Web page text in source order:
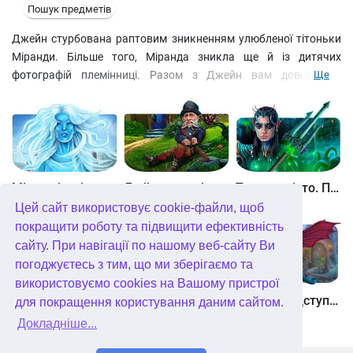
Цей сайт використовує cookie-файли, щоб
покращити роботу та підвищити ефективність
сайту. При навігації по нашому веб-сайту Ви
погоджуєтесь з тим, що ми зберігаємо та
використовуємо cookies на Вашому пристрої
для покращення користування даним сайтом.
Докладніше...
Пошук предметів
Джейн стурбована раптовим зникненням улюбленої тітоньки
Міранди. Більше того, Міранда зникла ще й із дитячих
фотографій племінниці. Разом з Джейн вам доведеться
інвентарю для вирішення поставлених завдань і впоратися з
каверзними головоломками. А щоб знайти відповіді на всі
питання, будьте гранично уважні та заносите всю важливу
інформацію до щоденника. Успіхів!
Ще
Таємне місто. Підводне царство. колекційне видання
Небесні землі. Пробудження гігантів. колекційне видання Загадки Нью-Йорка. Пробудження. колекційне видання Хімери. Підступи зла. колекційне видання